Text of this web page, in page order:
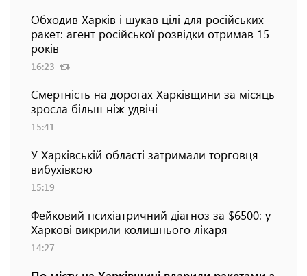
Обходив Харків і шукав цілі для російських
ракет: агент російської розвідки отримав 15
років
16:23
Смертність на дорогах Харківщини за місяць
зросла більш ніж удвічі
15:41
У Харківській області затримали торговця
вибухівкою
15:19
Фейковий психіатричний діагноз за $6500: у
Харкові викрили колишнього лікаря
14:27